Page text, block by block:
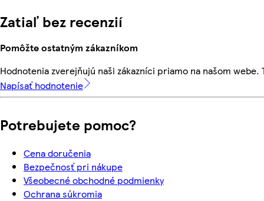
Zatiaľ bez recenzií
Pomôžte ostatným zákazníkom
Hodnotenia zverejňujú naši zákazníci priamo na našom
Napísať hodnotenie
Potrebujete pomoc?
Cena doručenia
Bezpečnosť pri nákupe
Všeobecné obchodné podmienky
Ochrana súkromia